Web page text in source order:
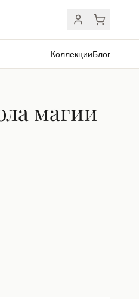
КоллекцииБлог
магии